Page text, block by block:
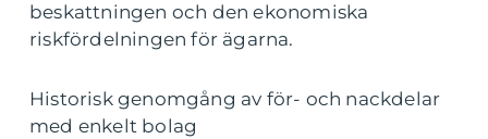
beskattningen och den ekonomiska
riskfördelningen för ägarna.
Historisk genomgång av för- och nackdelar
med enkelt bolag